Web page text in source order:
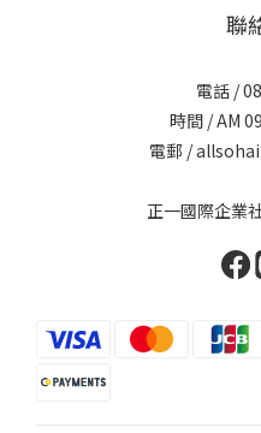
聯
電話 /
時間 / AM
電郵 /
正一國際企業